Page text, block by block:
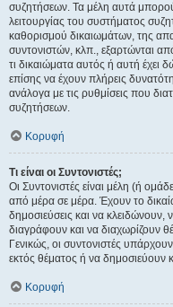
συζητήσεων. Τα μέλη αυτά
λειτουργίας του συστήματος
καθορισμού δικαιωμάτων, της
συντονιστών, κλπ., εξαρτώνται
τι δικαιώματα αυτός ή αυτή έχει
επίσης να έχουν πλήρεις
ανάλογα με τις ρυθμίσεις που
συζητήσεων.
Κορυφή
Τι είναι οι Συντονιστές;
Οι Συντονιστές είναι μέλη (ή
από μέρα σε μέρα. Έχουν το
δημοσιεύσεις και να κλειδώνουν,
διαγράφουν και να διαχωρίζουν
Γενικώς, οι συντονιστές
εκτός θέματος ή να δημοσιεύουν
Κορυφή